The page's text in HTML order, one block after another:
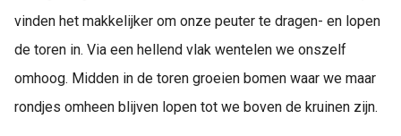
vinden het makkelijker om onze peuter te dragen- en lopen
de toren in. Via een hellend vlak wentelen we onszelf
omhoog. Midden in de toren groeien bomen waar we maar
rondjes omheen blijven lopen tot we boven de kruinen zijn.